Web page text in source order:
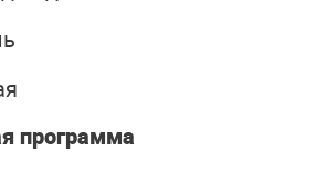
программа